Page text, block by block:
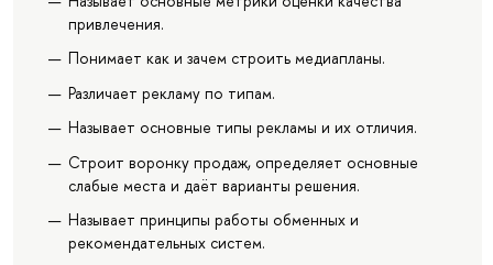
привлечения.
Понимает как и зачем строить медиапланы.
Различает рекламу по типам.
Называет основные типы рекламы и их отличия.
Строит воронку продаж, определяет основные
слабые места и даёт варианты решения.
Называет принципы работы обменных и
рекомендательных систем.